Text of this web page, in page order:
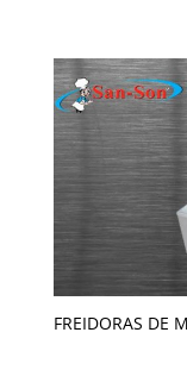
FREIDORAS DE